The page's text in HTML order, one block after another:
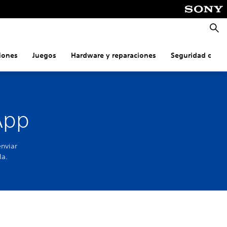
Juegos Hardware y reparaciones Seguridad